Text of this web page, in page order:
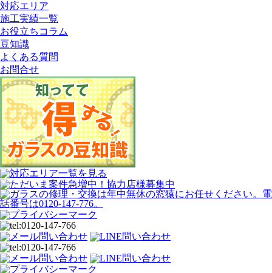
対応エリア
施工実績一覧
お役立ちコラム
豆知識
よくある質問
お問合せ